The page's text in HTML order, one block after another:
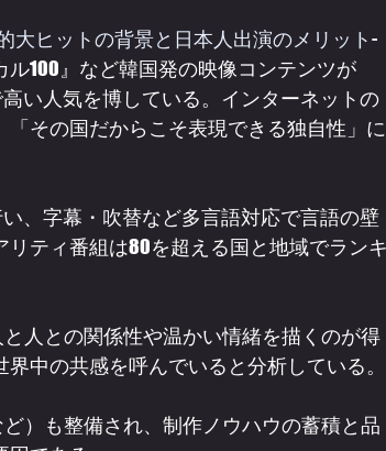
大ヒットの背景と日本人出演のメリット-
100』など韓国発の映像コンテンツが
い人気を博している。インターネットの
その国だからこそ表現できる独自性」に
、字幕・吹替など多言語対応で言語の壁
ティ番組は80を超える国と地域でラン
と人との関係性や温かい情緒を描くのが得
中の共感を呼んでいると分析している。
）も整備され、制作ノウハウの蓄積と品